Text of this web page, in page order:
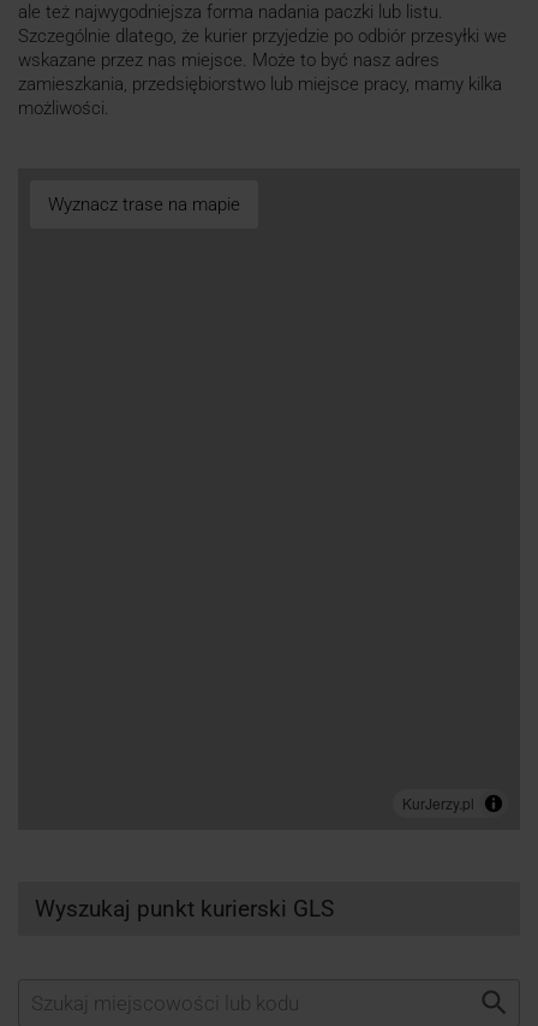
ale też najwygodniejsza forma nadania paczki lub listu.
Szczególnie dlatego, że kurier przyjedzie po odbiór przesyłki we
wskazane przez nas miejsce. Może to być nasz adres
zamieszkania, przedsiębiorstwo lub miejsce pracy, mamy kilka
możliwości.
Wyznacz trase na mapie
Wyszukaj punkt kurierski GLS